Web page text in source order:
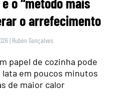
o arrefecimento
| Rubén Gonçalves
papel de cozinha pode
em poucos minutos
de maior calor